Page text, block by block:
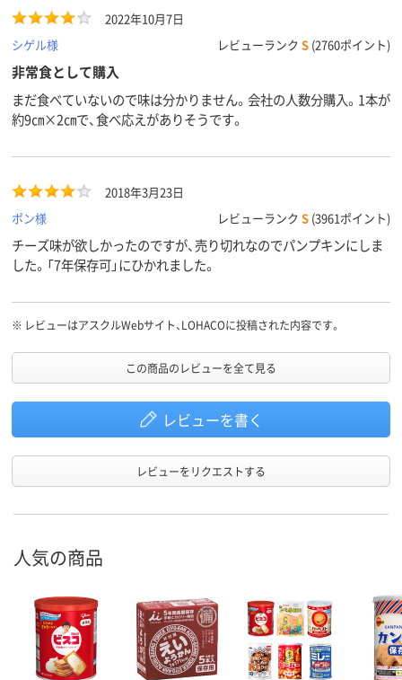
2022年10月7日
シゲル様
レビューランク S (2760ポイント)
非常食として購入
まだ食べていないので味は分かりません。会社の人数分購入。1本が
約9㎝×2㎝で、食べ応えがありそうです。
2018年3月23日
ポン様
レビューランク S (3961ポイント)
チーズ味が欲しかったのですが、売り切れなのでパンプキンにしま
した。「7年保存可」にひかれました。
※ レビューはアスクルWebサイト、LOHACOに投稿された内容です。
この商品のレビューを全て見る
レビューを書く
レビューをリクエストする
人気の商品